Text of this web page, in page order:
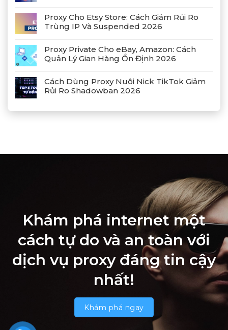
Proxy Cho Etsy Store: Cách Giảm Rủi Ro
Trùng IP Và Suspended 2026
Proxy Private Cho eBay, Amazon: Cách
Quản Lý Gian Hàng Ổn Định 2026
Cách Dùng Proxy Nuôi Nick TikTok Giảm
Rủi Ro Shadowban 2026
Khám phá internet một
cách tự do và an toàn với
dịch vụ proxy đáng tin cậy
nhất!
Khám phá ngay